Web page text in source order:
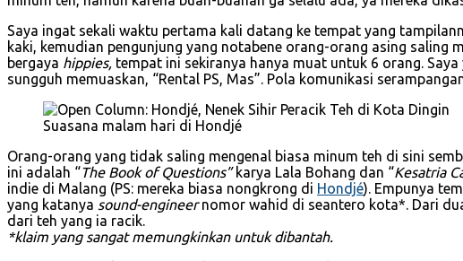
Saya ingat sekali waktu pertama kali datang ke tempat yang
kaki, kemudian pengunjung yang notabene orang-orang asing saling
bergaya hippies, tempat ini sekiranya hanya muat untuk 6 orang.
sungguh memuaskan, “Rental PS, Mas”. Pola komunikasi
Suasana malam hari di Hondjé
Orang-orang yang tidak saling mengenal biasa minum teh di sini
ini adalah “The Book of Questions” karya Lala Bohang dan “Kesatria
indie di Malang (PS: mereka biasa nongkrong di Hondjé). Empunya
yang katanya sound-engineernomor wahid di seantero kota*. Dari
dari teh yang ia racik.
*klaim yang sangat memungkinkan untuk dibantah.